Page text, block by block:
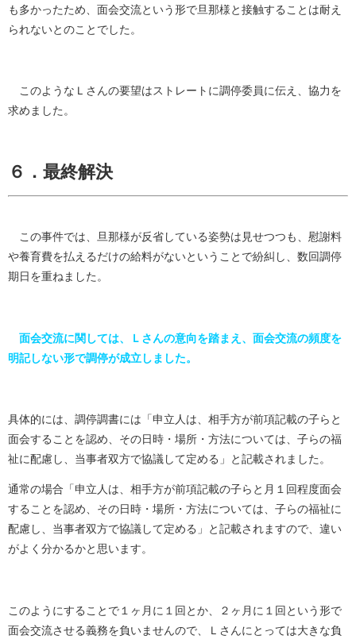
も多かったため、面会交流という形で旦那様と接触することは耐え
られないとのことでした。
このようなＬさんの要望はストレートに調停委員に伝え、協力を
求めました。
６．最終解決
この事件では、旦那様が反省している姿勢は見せつつも、慰謝料
や養育費を払えるだけの給料がないということで紛糾し、数回調停
期日を重ねました。
面会交流に関しては、Ｌさんの意向を踏まえ、面会交流の頻度を
明記しない形で調停が成立しました。
具体的には、調停調書には「申立人は、相手方が前項記載の子らと
面会することを認め、その日時・場所・方法については、子らの福
祉に配慮し、当事者双方で協議して定める」と記載されました。
通常の場合「申立人は、相手方が前項記載の子らと月１回程度面会
することを認め、その日時・場所・方法については、子らの福祉に
配慮し、当事者双方で協議して定める」と記載されますので、違い
がよく分かるかと思います。
このようにすることで１ヶ月に１回とか、２ヶ月に１回という形で
面会交流させる義務を負いませんので、Ｌさんにとっては大きな負